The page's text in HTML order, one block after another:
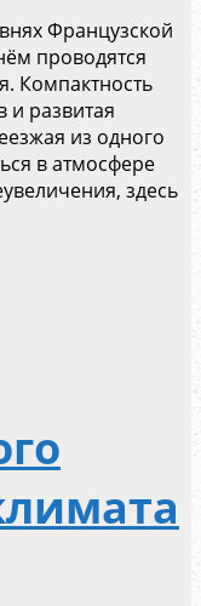
Французской
проводятся
Компактность
и развитая
из одного
в атмосфере
здесь